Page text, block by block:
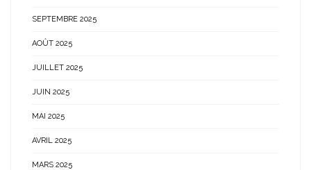
SEPTEMBRE 2025
AOÛT 2025
JUILLET 2025
JUIN 2025
MAI 2025
AVRIL 2025
MARS 2025